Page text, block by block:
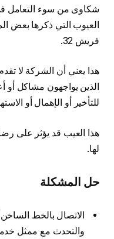
شكاوى من سوء التعامل
العيوب التي ذكرها بعض
فريش 32.
هذا يعني أن الشركة لا
الذين يواجهون مشاكل
للتأخير أو الإهمال أو
هذا العيب قد يؤثر على
لها.
حل المشكلة
الاتصال بالخط
والتحدث مع ممثل